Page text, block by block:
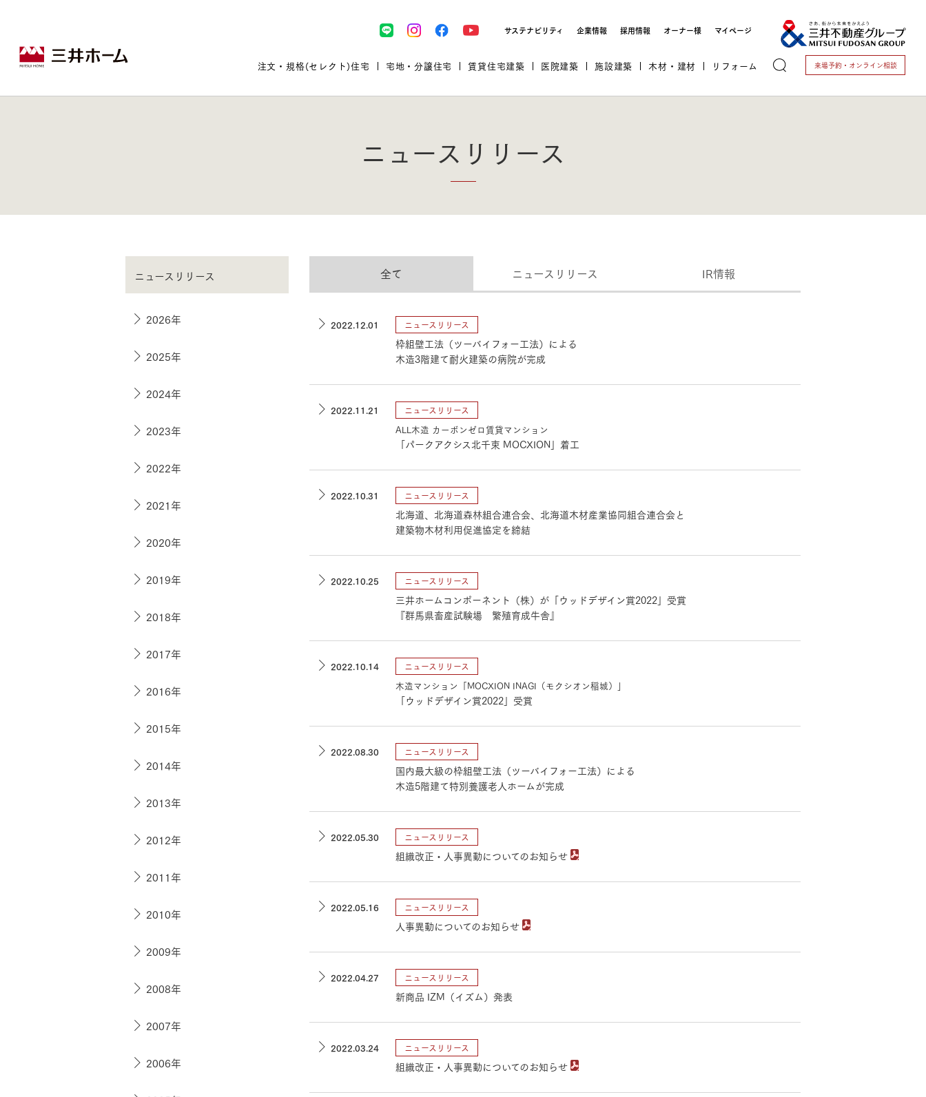
サステナビリティ 企業情報 採用情報 オーナー様 マイページ
注文・規格(セレクト)住宅
全館空調
お住まいづくりガイド ㎥設計 三井ホームワールド
共働き家族
多世帯住宅 別荘・リゾートハウス
宅地・分譲住宅
建売/戸建分譲
既存住宅（SumStock）
土地・建物探しをコンサルティン
ランドパートナー
賃貸住宅建築
木造賃貸住宅MOCXSTYLE
実例紹介
イベント＆セミナー 企業向け不動産活用（CRE）
カタログ請求
医院建築
ドクターズ宝箱
ドクターズヴォイス
セミナー・相談会情報
セミナー・内覧会レポート
開業のための物件情報
診療圏調査依頼
これから開業される方
開業されている方
施設建築
商業施設実例
社宅・寮・事務所実例
企業向け不動産活用（CRE）
カタログ請求 お問い合わせフォーム
木材・建材
事業本部案内
事業内容
建築実例
リフォーム
カタログ請求 ご相談デスク
来場予約・ オンライン相談
ニュースリリース
全て ニュースリリース IR情報
2022.12.01 ニュースリリース
枠組壁工法（ツーバイフォー工法）による
木造3階建て耐火建築の病院が完成
2022.11.21 ニュースリリース
ALL木造 カーボンゼロ賃貸マンション
「パークアクシス北千束 MOCXION」着工
2022.10.31 ニュースリリース
北海道、北海道森林組合連合会、北海道木材産業協同組合連合会と
建築物木材利用促進協定を締結
2022.10.25 ニュースリリース
三井ホームコンポーネント（株）が「ウッドデザイン賞2022」受賞
『群馬県畜産試験場 繁殖育成牛舎』
2022.10.14 ニュースリリース
木造マンション「MOCXION INAGI（モクシオン稲城）」
「ウッドデザイン賞2022」受賞
2022.08.30 ニュースリリース
国内最大級の枠組壁工法（ツーバイフォー工法）による
木造5階建て特別養護老人ホームが完成
2022.05.30 ニュースリリース
組織改正・人事異動についてのお知らせ
2022.05.16 ニュースリリース
人事異動についてのお知らせ
2022.04.27 ニュースリリース
新商品 IZM（イズム）発表
2022.03.24 ニュースリリース
組織改正・人事異動についてのお知らせ
ニュースリリース
2026年
2025年
2024年
2023年
2022年
2021年
2020年
2019年
2018年
2017年
2016年
2015年
2014年
2013年
2012年
2011年
2010年
2009年
2008年
2007年
2006年